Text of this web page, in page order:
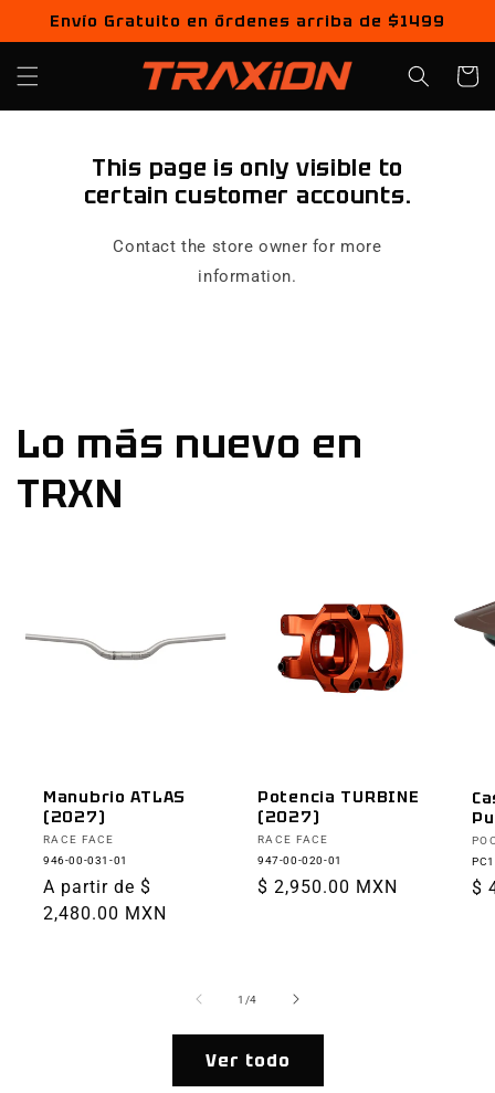
directamente
al contenido
Envío Gratuito en órdenes arriba de $1499
Carrito
This page is only visible to
certain customer accounts.
Contact the store owner for more
information.
Lo más nuevo en
TRXN
Manubrio ATLAS
(2027)
Proveedor:
RACE FACE
946-00-031-01
Precio
habitual
A partir de $
2,480.00 MXN
Potencia TURBINE
(2027)
Proveedor:
RACE FACE
947-00-020-01
Precio
$ 2,950.00 MXN $
1 /de
4
Ver todo